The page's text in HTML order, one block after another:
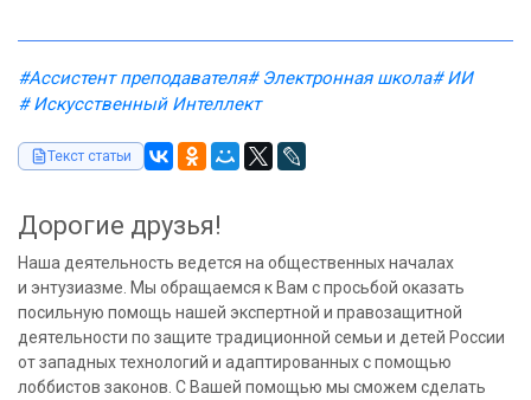
#Ассистент преподавателя# Электронная школа# ИИ
# Искусственный Интеллект
Текст статьи
Дорогие друзья!
Наша деятельность ведется на общественных началах
и энтузиазме. Мы обращаемся к Вам с просьбой оказать
посильную помощь нашей экспертной и правозащитной
деятельности по защите традиционной семьи и детей России
от западных технологий и адаптированных с помощью
лоббистов законов. С Вашей помощью мы сможем сделать